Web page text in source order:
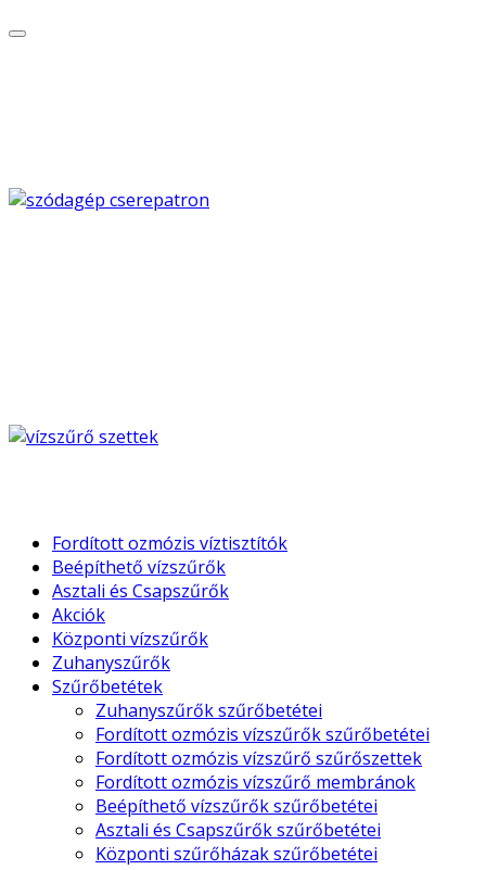
Fordított ozmózis víztisztítók
Beépíthető vízszűrők
Asztali és Csapszűrők
Akciók
Központi vízszűrők
Zuhanyszűrők
Szűrőbetétek
Zuhanyszűrők szűrőbetétei
Fordított ozmózis vízszűrők szűrőbetétei
Fordított ozmózis vízszűrő szűrőszettek
Fordított ozmózis vízszűrő membránok
Beépíthető vízszűrők szűrőbetétei
Asztali és Csapszűrők szűrőbetétei
Központi szűrőházak szűrőbetétei